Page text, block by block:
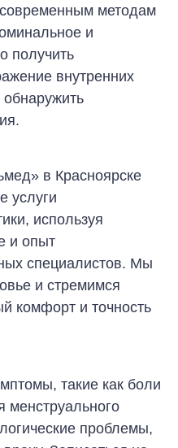
методам
и
получить
внутренних
в Красноярске
услуги
используя
и опыт
специалистов. Мы
и стремимся
комфорт и точность
такие как боли
менструального
проблемы,